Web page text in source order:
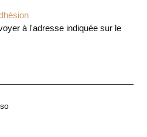
à l'adresse indiquée sur le